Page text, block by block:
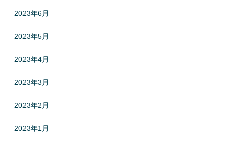
2023年6月
2023年5月
2023年4月
2023年3月
2023年2月
2023年1月